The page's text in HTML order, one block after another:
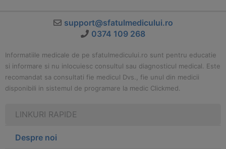
support@sfatulmedicului.ro
0374 109 268
Informatiile medicale de pe sfatulmedicului.ro sunt pentru educatie
si informare si nu inlocuiesc consultul sau diagnosticul medical. Este
recomandat sa consultati fie medicul Dvs., fie unul din medicii
disponibili in sistemul de programare la medic Clickmed.
LINKURI RAPIDE
Despre noi